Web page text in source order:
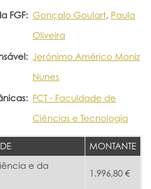
FGF: Gonçalo Goulart, Paula
Oliveira
Jerónimo Américo Moniz
Nunes
FCT - Faculdade de
Ciências e Tecnologia
MONTANTE
e da
1.996,80 €